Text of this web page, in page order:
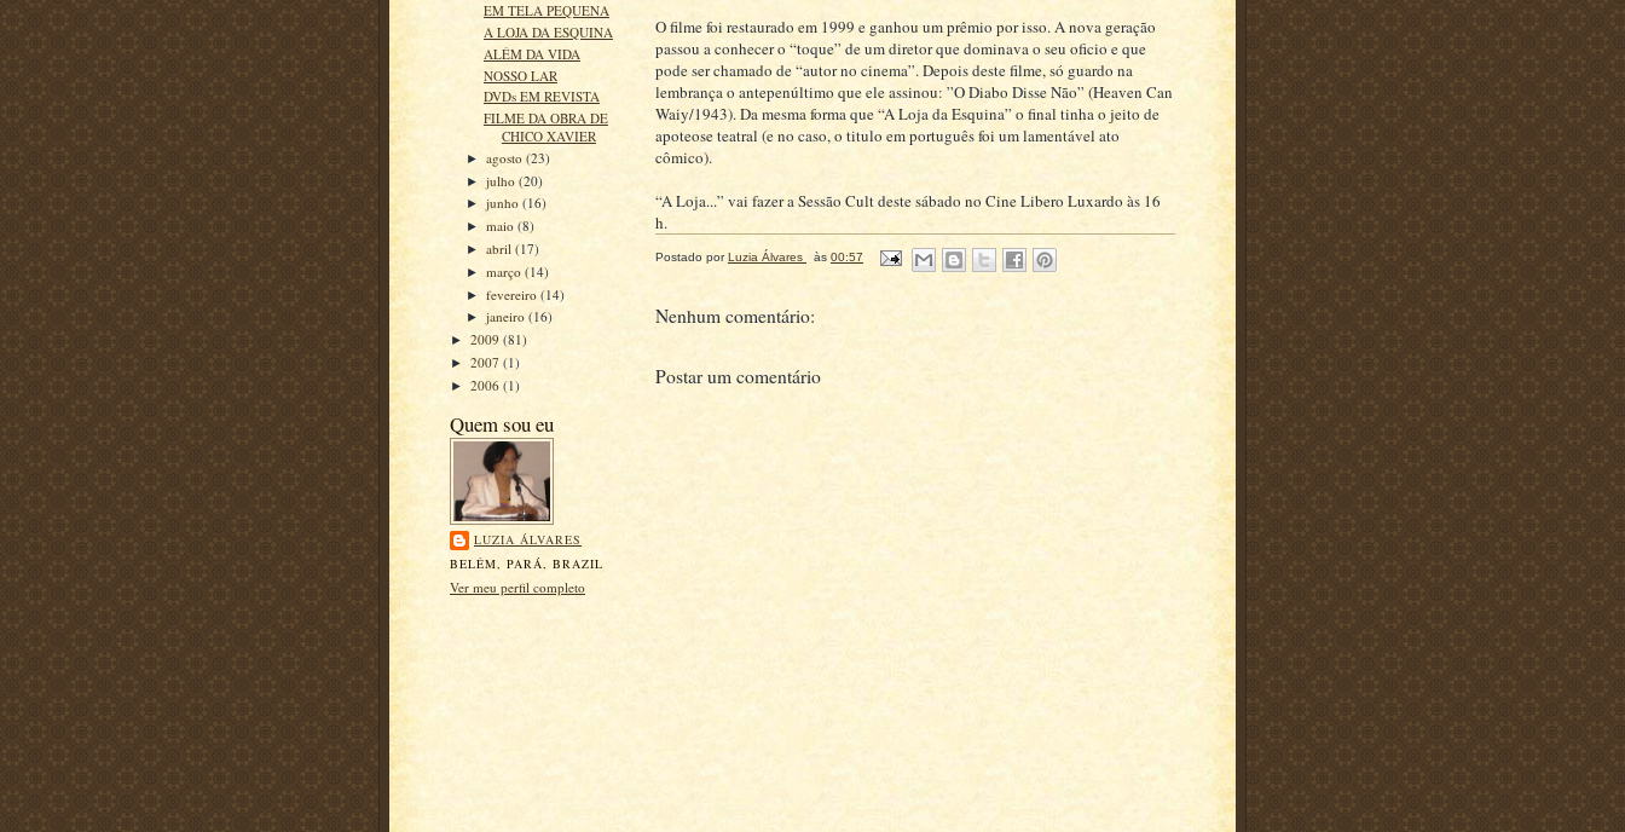
EM TELA PEQUENA
A LOJA DA ESQUINA
ALÉM DA VIDA
NOSSO LAR
DVDs EM REVISTA
FILME DA OBRA DE
CHICO XAVIER
►agosto(23)
►julho(20)
►junho(16)
►maio(8)
►abril(17)
►março(14)
►fevereiro(14)
►janeiro(16)
► 2009 (81)
► 2007 (1)
► 2006 (1)
Quem sou eu
LUZIA ÁLVARES
BELÉM, PARÁ, BRAZIL
Ver meu perfil completo
O filme foi restaurado em 1999 e ganhou um prêmio por isso. A nova geração
passou a conhecer o “toque” de um diretor que dominava o seu oficio e que
pode ser chamado de “autor no cinema”. Depois deste filme, só guardo na
lembrança o antepenúltimo que ele assinou: ”O Diabo Disse Não” (Heaven Can
Waiy/1943). Da mesma forma que “A Loja da Esquina” o final tinha o jeito de
apoteose teatral (e no caso, o titulo em português foi um lamentável ato
cômico).
“A Loja...” vai fazer a Sessão Cult deste sábado no Cine Libero Luxardo às 16
h.
Postado porLuzia Álvares às 00:57
Nenhum comentário:
Postar um comentário